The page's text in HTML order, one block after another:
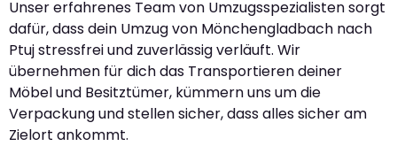
Unser erfahrenes Team von Umzugsspezialisten sorgt
dafür, dass dein Umzug von Mönchengladbach nach
Ptuj stressfrei und zuverlässig verläuft. Wir
übernehmen für dich das Transportieren deiner
Möbel und Besitztümer, kümmern uns um die
Verpackung und stellen sicher, dass alles sicher am
Zielort ankommt.